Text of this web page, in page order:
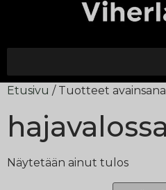
Etusivu / Tuotteet
hajavalossa
Näytetään ainut tulos